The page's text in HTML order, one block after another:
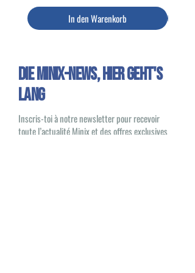
In den Warenkorb
Die Minix-News, HIER GEHT'S
LANG
Inscris-toi à notre newsletter pour recevoir
toute l’actualité Minix et des offres exclusives